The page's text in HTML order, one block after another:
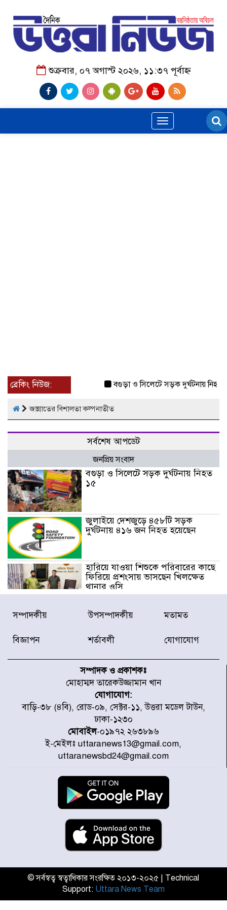
শুক্রবার, ০৭ অগাস্ট ২০২৬, ১১:৩৭ পূর্বাহ্ন
Toggle
navigation
ব্রেকিং নিউজ: বগুড়া ও সিলেটে সড়ক দুর্ঘটনায় নিহত
জান্নাতের বিশালতা কল্পনাতীত
সর্বশেষ আপডেট
জনপ্রিয় সংবাদ
বগুড়া ও সিলেটে সড়ক দুর্ঘটনায় নিহত
১৫
জুলাইয়ে দেশজুড়ে ৪৫৮টি সড়ক
দুর্ঘটনায় ৪১৬ জন নিহত হয়েছেন
হারিয়ে যাওয়া শিশুকে পরিবারের কাছে
ফিরিয়ে প্রশংসায় ভাসছেন খিলক্ষেত
থানার ওসি
আজ থেকে উন্মুক্ত ‘জুলাই গণঅভ্যুত্থান
রাজধানীর উত্তরা আঞ্চলিক পাসপোর্ট
অফিসের সামনে দালাল চক্রের ১৩ জন
সদস্যকে বিভিন্ন মেয়াদে সাজা প্রদান
করেছে র‌্যাব-১
হরমুজ প্রণালি নিয়ে ওমানের সঙ্গে চুক্তি
চূড়ান্ত পর্যায়ে : ইরান
প্রত্যেক অপরাধীর বিচার এ দেশেই
হবে, সে যত শক্তিশালীই হোক না কেন,
চট্টগ্রামে জুলাই গণঅভ্যুত্থান দিবসে
প্রতিমন্ত্রী মীর হেলাল
আগামী ৫ দিন বৃষ্টির আভাস
হাসিনার বক্তব্য প্রচারে ভারতের সমর্থন
জুলাই গণঅভ্যুত্থানে আহত যোদ্ধা
সম্পাদকীয় উপসম্পাদকীয় মতামত
বিজ্ঞাপন শর্তাবলী যোগাযোগ
সম্পাদক ও প্রকাশকঃ
মোহাম্মদ তারেকউজ্জামান খান
যোগাযোগ:
বাড়ি-৩৮ (৪বি), রোড-০৯, সেক্টর-১১, উত্তরা মডেল টাউন,
ঢাকা-১২৩০
মোবাইল-০১৯৭২ ২৬৩৮৯৬
ই-মেইলঃ uttaranews13@gmail.com,
uttaranewsbd24@gmail.com
© সর্বস্বত্ব স্বত্বাধিকার সংরক্ষিত ২০১৩-২০২৫ | Technical
Support: Uttara News Team